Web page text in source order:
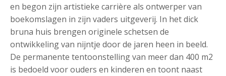
en begon zijn artistieke carrière als ontwerper van
boekomslagen in zijn vaders uitgeverij. In het dick
bruna huis brengen originele schetsen de
ontwikkeling van nijntje door de jaren heen in beeld.
De permanente tentoonstelling van meer dan 400 m2
is bedoeld voor ouders en kinderen en toont naast